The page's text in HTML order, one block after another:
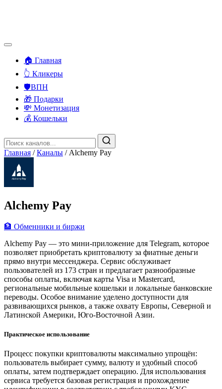
🏠 Главная
👆 Кликеры
🛡️ВПН
🎁 Подарки
💸 Монетизация
💰 Кошельки
Главная / Каналы / Alchemy Pay
Alchemy Pay
🏦 Обменники и биржи
Alchemy Pay — это мини-приложение для Telegram, которое
позволяет приобретать криптовалюту за фиатные деньги
прямо внутри мессенджера. Сервис обслуживает
пользователей из 173 стран и предлагает разнообразные
способы оплаты, включая карты Visa и Mastercard,
региональные мобильные кошельки и локальные банковские
переводы. Особое внимание уделено доступности для
развивающихся рынков, а также охвату Европы, Северной и
Латинской Америки, Юго-Восточной Азии.
Практическое использование
Процесс покупки криптовалюты максимально упрощён:
пользователь выбирает сумму, валюту и удобный способ
оплаты, затем подтверждает операцию. Для использования
сервиса требуется базовая регистрация и прохождение